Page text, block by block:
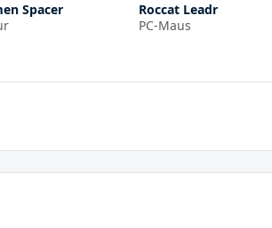
Spacer
Roccat Leadr
PC-Maus